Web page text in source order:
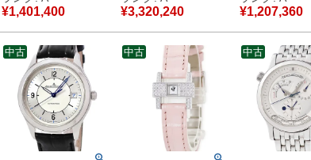
型 メンズ 腕時計自動
巻き ベージュ 【中
古】中古美品
¥1,401,400
無垢 純正ダイヤ メン
ズ 腕時計自動巻き シ
ルバー 【中古】中古
美品
¥3,320,240
メンズ 腕時計
き ブラック 【
中古美品
¥1,207,360
中古 中古 中古